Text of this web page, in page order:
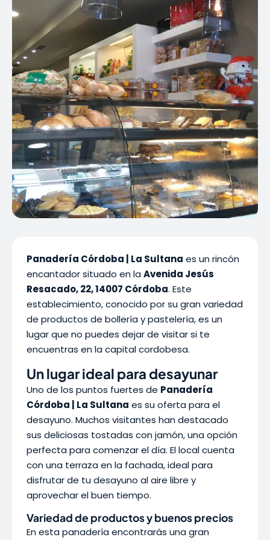
Panadería Córdoba | La Sultana es un rincón
encantador situado en la Avenida Jesús
Resacado, 22, 14007 Córdoba. Este
establecimiento, conocido por su gran variedad
de productos de bollería y pastelería, es un
lugar que no puedes dejar de visitar si te
encuentras en la capital cordobesa.
Un lugar ideal para desayunar
Uno de los puntos fuertes de Panadería
Córdoba | La Sultana es su oferta para el
desayuno. Muchos visitantes han destacado
sus deliciosas tostadas con jamón, una opción
perfecta para comenzar el día. El local cuenta
con una terraza en la fachada, ideal para
disfrutar de tu desayuno al aire libre y
aprovechar el buen tiempo.
Variedad de productos y buenos precios
En esta panadería encontrarás una gran